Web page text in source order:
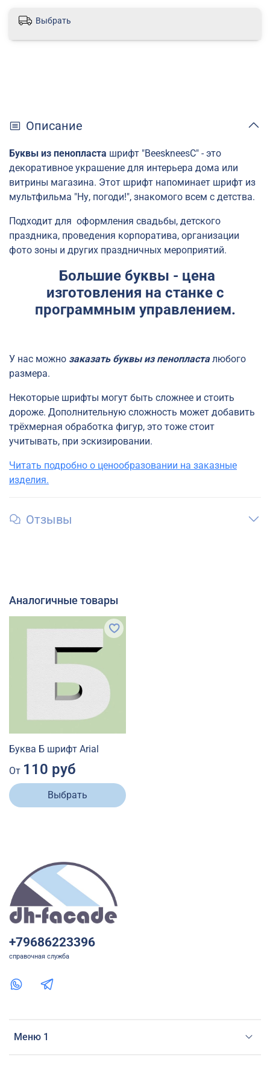
Выбрать
Описание
Буквы из пенопласта шрифт "BeeskneesC" - это
декоративное украшение для интерьера дома или
витрины магазина. Этот шрифт напоминает шрифт из
мультфильма "Ну, погоди!", знакомого всем с детства.
Подходит для оформления свадьбы, детского
праздника, проведения корпоратива, организации
фото зоны и других праздничных мероприятий.
Большие буквы - цена
изготовления на станке с
программным управлением.
У нас можно заказать буквы из пенопласталюбого
размера.
Некоторые шрифты могут быть сложнее и стоить
дороже. Дополнительную сложность может добавить
трёхмерная обработка фигур, это тоже стоит
учитывать, при эскизировании.
Читать подробно о ценообразовании на заказные
изделия.
Отзывы
Аналогичные товары
Буква Б шрифт Arial
От 110 руб
Выбрать
Меню 1
+79686223396
справочная служба